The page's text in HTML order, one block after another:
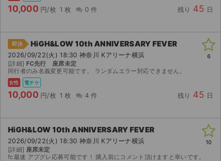
10,000 円/枚 1 枚 0 件 残り 45 日
即決 HiGH&LOW 10th ANNIVERSARY FEVER
2026/09/22(火) 18:30 神奈川 Kアリーナ横浜
[詳細] FC先行 座席未定
同行者のみ名義変更可能です。 ランダムエラー対応できません。
女性 電チケ
10,000 円/枚 1 枚 4 件 残り 45 日
6
HiGH&LOW 10th ANNIVERSARY FEVER
2026/09/22(火) 18:30 神奈川 Kアリーナ横浜
[詳細] 座席未定
fc最速 アプグレ応募可能です！ 購入前にコメント頂けますと幸いです。
10